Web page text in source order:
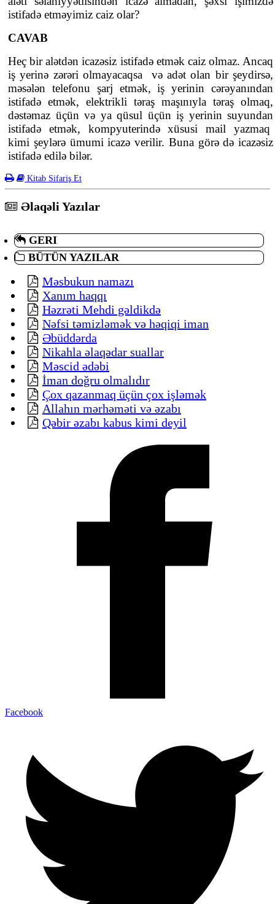
istifadə etməyimiz caiz olar?
CAVAB
Heç bir alətdən icazəsiz istifadə etmək caiz olmaz. Ancaq
iş yerinə zərəri olmayacaqsa və adət olan bir şeydirsə,
məsələn telefonu şarj etmək, iş yerinin cərəyanından
istifadə etmək, elektrikli təraş maşınıyla təraş olmaq,
dəstəmaz üçün və ya qüsul üçün iş yerinin suyundan
istifadə etmək, kompyuterində xüsusi mail yazmaq
kimi şeylərə ümumi icazə verilir. Buna görə də icazəsiz
istifadə edilə bilər.
Kitab Sifariş Et
Əlaqəli Yazılar
GERI
BÜTÜN YAZILAR
Məsbukun namazı
Xanım haqqı
Həzrəti Mehdi gəldikdə
Nəfsi təmizləmək və həqiqi iman
Əbüddərda
Nikahla əlaqədar suallar
Məscid ədəbi
İman doğru olmalıdır
Çox qazanmaq üçün çox işləmək
Allahın mərhəməti və əzabı
Qəbir əzabı kabus kimi deyil
Facebook